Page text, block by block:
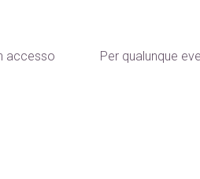
accesso
Per qualunque